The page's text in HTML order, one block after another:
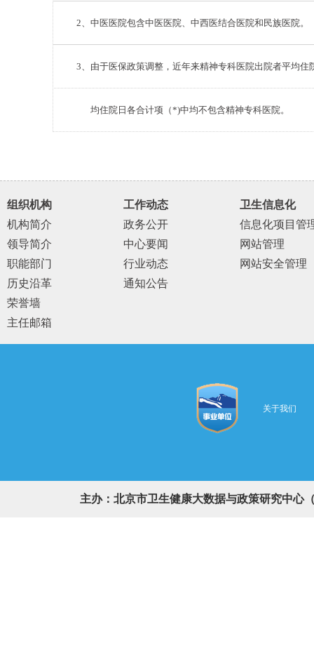
2、中医医院包含中医医院、中西医结合医院和民族医院。
3、由于医保政策调整，近年来精神专科医院出院者平均住
均住院日各合计项（*)中均不包含精神专科医院。
组织机构
机构简介
领导简介
职能部门
历史沿革
荣誉墙
主任邮箱
工作动态
政务公开
中心要闻
行业动态
通知公告
卫生信息化
信息化项目管
网站管理
网站安全管理
关于我们
主办：北京市卫生健康大数据与政策研究中心